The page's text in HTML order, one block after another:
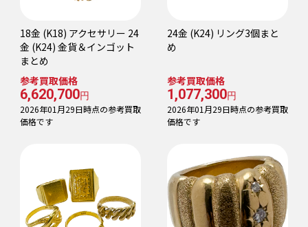
18金 (K18) アクセサリー 24
金 (K24) 金貨＆インゴット
まとめ
参考買取価格
6,620,700円
2026年01月29日時点の参考買取
価格です
24金 (K24) リング3個まと
め
参考買取価格
1,077,300円
2026年01月29日時点の参考買取
価格です